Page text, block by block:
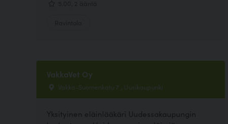
VakkaVet Oy
Vakka-Suomenkatu 7 , Uusikaupunki
Yksityinen eläinlääkäri Uudessakaupungin